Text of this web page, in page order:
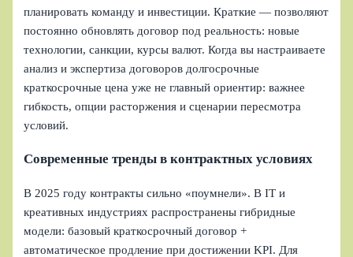
планировать команду и инвестиции. Краткие — позволяют
постоянно обновлять договор под реальность: новые
технологии, санкции, курсы валют. Когда вы настраиваете
анализ и экспертиза договоров долгосрочные
краткосрочные цена уже не главный ориентир: важнее
гибкость, опции расторжения и сценарии пересмотра
условий.
Современные тренды в контрактных условиях
В 2025 году контракты сильно «поумнели». В IT и
креативных индустриях распространены гибридные
модели: базовый краткосрочный договор +
автоматическое продление при достижении KPI. Для